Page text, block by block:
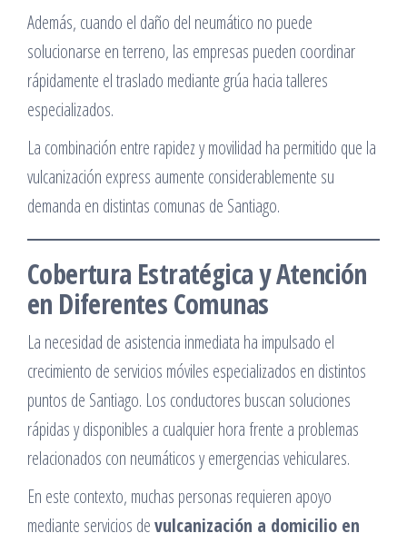
Además, cuando el daño del neumático no puede
solucionarse en terreno, las empresas pueden coordinar
rápidamente el traslado mediante grúa hacia talleres
especializados.
La combinación entre rapidez y movilidad ha permitido que la
vulcanización express aumente considerablemente su
demanda en distintas comunas de Santiago.
Cobertura Estratégica y Atención
en Diferentes Comunas
La necesidad de asistencia inmediata ha impulsado el
crecimiento de servicios móviles especializados en distintos
puntos de Santiago. Los conductores buscan soluciones
rápidas y disponibles a cualquier hora frente a problemas
relacionados con neumáticos y emergencias vehiculares.
En este contexto, muchas personas requieren apoyo
mediante servicios devulcanización a domicilio en